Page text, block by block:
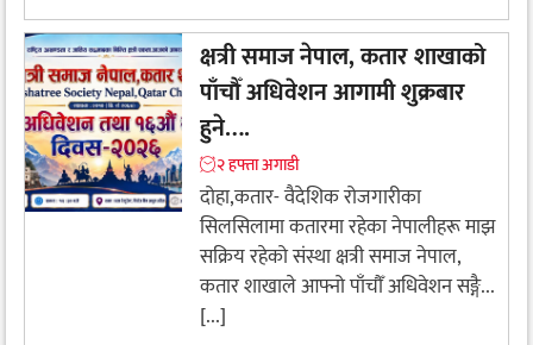
क्षत्री समाज नेपाल, कतार शाखाको
पाँचौँ अधिवेशन आगामी शुक्रबार
हुने….
२ हफ्ता अगाडी
​दोहा,कतार- वैदेशिक रोजगारीका
सिलसिलामा कतारमा रहेका नेपालीहरू माझ
सक्रिय रहेको संस्था क्षत्री समाज नेपाल,
कतार शाखाले आफ्नो पाँचौँ अधिवेशन सङ्गै...
[...]